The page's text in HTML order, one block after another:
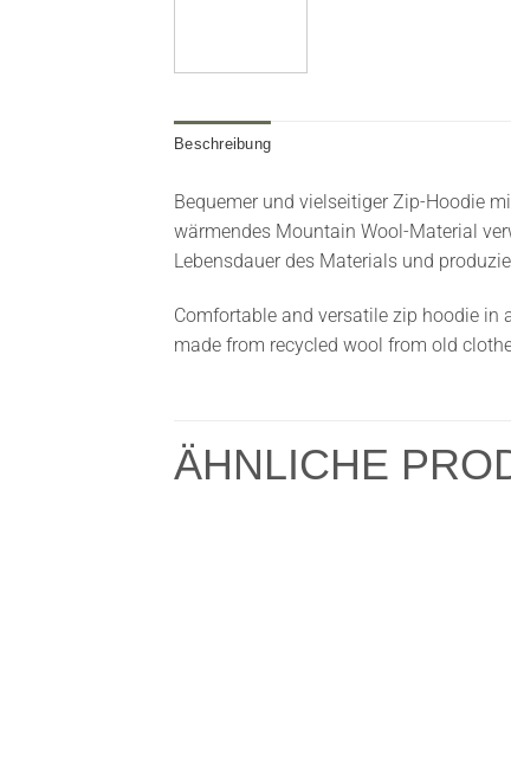
Beschreibung
Bequemer und vielseitiger Zip-Hoodie
wärmendes Mountain Wool-Material
Lebensdauer des Materials und
Comfortable and versatile zip hoodie in
made from recycled wool from old
ÄHNLICHE